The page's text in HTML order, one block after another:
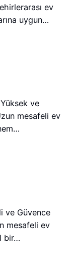
ev
uygun…
ve
mesafeli ev
ve Güvence
mesafeli ev
bir…